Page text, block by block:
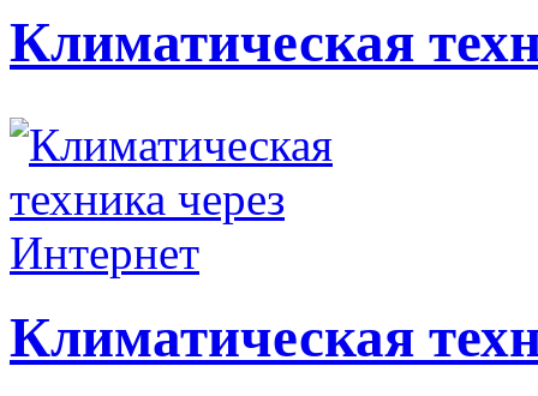
Климатическая
Климатическая